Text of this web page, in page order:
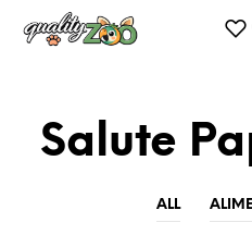
Salute
ALL